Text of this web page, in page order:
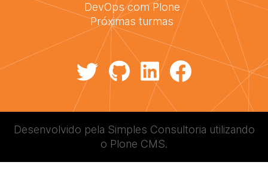
DevOps com Plone
Próximas turmas
Desenvolvido pela Simples Consultoria utilizando
o Plone CMS.